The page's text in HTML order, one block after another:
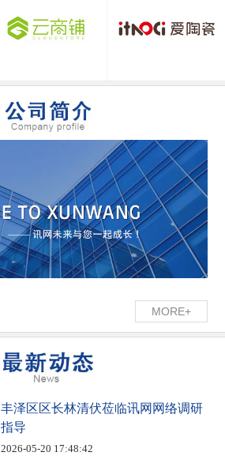
MORE+
丰泽区区长林清伏莅临讯网网络调研
指导
2026-05-20 17:48:42